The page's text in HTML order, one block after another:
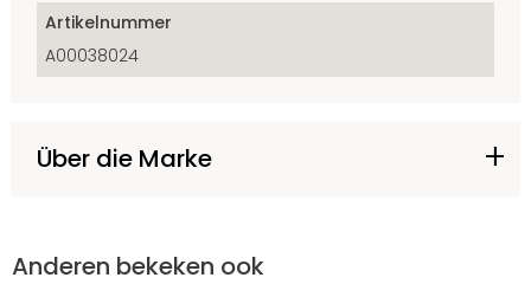
Artikelnummer
A00038024
Über die Marke
Anderen bekeken ook